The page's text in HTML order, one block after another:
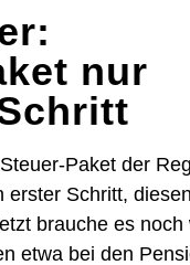
nur
Paket der
erster Schritt,
brauche es noch
etwa bei den